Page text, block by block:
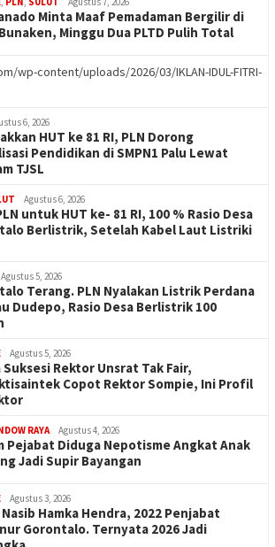
Minta Maaf Pemadaman Bergilir di
Minggu Dua PLTD Pulih Total
wp-content/uploads/2026/03/IKLAN-IDUL-FITRI-
6, 2026
HUT ke 81 RI, PLN Dorong
Pendidikan di SMPN1 Palu Lewat
TJSL
Agustus 6, 2026
untuk HUT ke- 81 RI, 100 % Rasio Desa
Berlistrik, Setelah Kabel Laut Listriki
Agustus 5, 2026
Terang. PLN Nyalakan Listrik Perdana
Dudepo, Rasio Desa Berlistrik 100
Agustus 5, 2026
Suksesi Rektor Unsrat Tak Fair,
Copot Rektor Sompie, Ini Profil
RAYA Agustus 4, 2026
Pejabat Diduga Nepotisme Angkat Anak
Jadi Supir Bayangan
Agustus 3, 2026
Hamka Hendra, 2022 Penjabat
Gorontalo. Ternyata 2026 Jadi